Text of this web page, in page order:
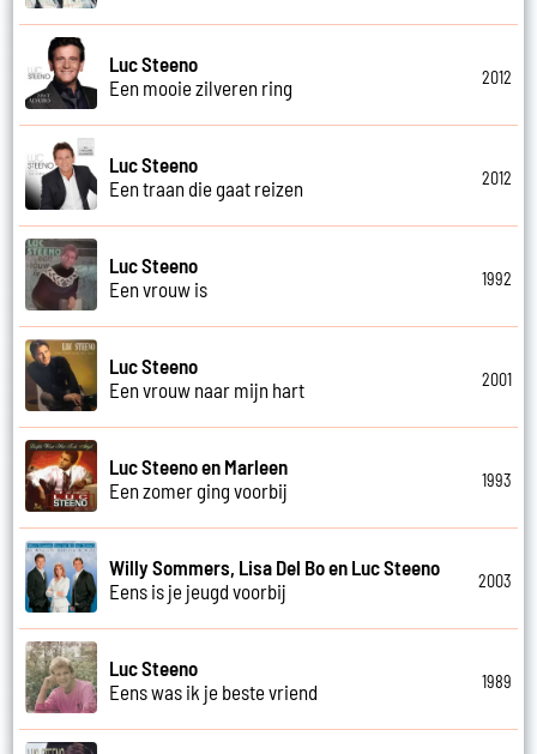
Luc Steeno
Een mooie zilveren ring
2012
Luc Steeno
Een traan die gaat reizen
2012
Luc Steeno
Een vrouw is
1992
Luc Steeno
Een vrouw naar mijn hart
2001
Luc Steeno en Marleen
Een zomer ging voorbij
1993
Willy Sommers, Lisa Del Bo en Luc Steeno
Eens is je jeugd voorbij
2003
Luc Steeno
Eens was ik je beste vriend
1989